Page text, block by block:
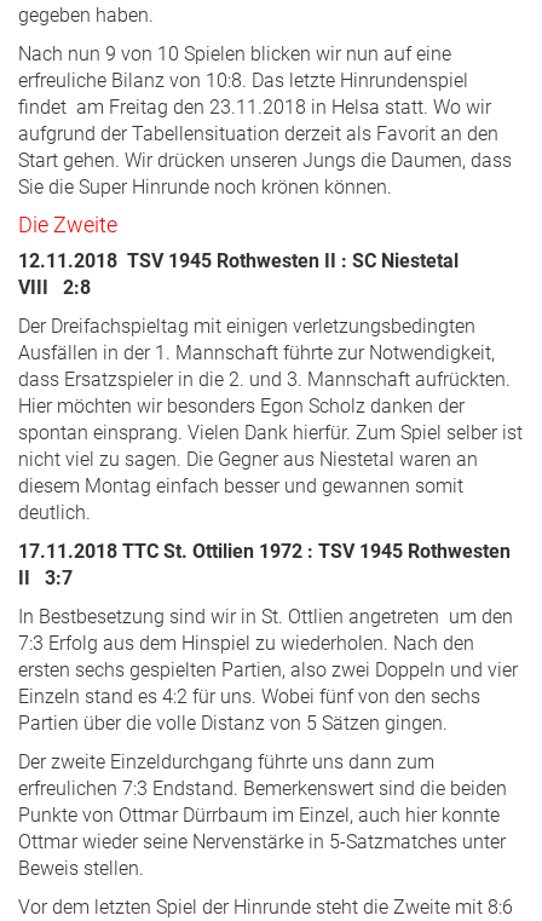
gegeben haben.
Nach nun 9 von 10 Spielen blicken wir nun auf eine
erfreuliche Bilanz von 10:8. Das letzte Hinrundenspiel
findet am Freitag den 23.11.2018 in Helsa statt. Wo wir
aufgrund der Tabellensituation derzeit als Favorit an den
Start gehen. Wir drücken unseren Jungs die Daumen, dass
Sie die Super Hinrunde noch krönen können.
Die Zweite
12.11.2018 TSV 1945 Rothwesten II : SC Niestetal
VIII 2:8
Der Dreifachspieltag mit einigen verletzungsbedingten
Ausfällen in der 1. Mannschaft führte zur Notwendigkeit,
dass Ersatzspieler in die 2. und 3. Mannschaft aufrückten.
Hier möchten wir besonders Egon Scholz danken der
spontan einsprang. Vielen Dank hierfür. Zum Spiel selber ist
nicht viel zu sagen. Die Gegner aus Niestetal waren an
diesem Montag einfach besser und gewannen somit
deutlich.
17.11.2018 TTC St. Ottilien 1972 : TSV 1945 Rothwesten
II 3:7
In Bestbesetzung sind wir in St. Ottlien angetreten um den
7:3 Erfolg aus dem Hinspiel zu wiederholen. Nach den
ersten sechs gespielten Partien, also zwei Doppeln und vier
Einzeln stand es 4:2 für uns. Wobei fünf von den sechs
Partien über die volle Distanz von 5 Sätzen gingen.
Der zweite Einzeldurchgang führte uns dann zum
erfreulichen 7:3 Endstand. Bemerkenswert sind die beiden
Punkte von Ottmar Dürrbaum im Einzel, auch hier konnte
Ottmar wieder seine Nervenstärke in 5-Satzmatches unter
Beweis stellen.
Vor dem letzten Spiel der Hinrunde steht die Zweite mit 8:6